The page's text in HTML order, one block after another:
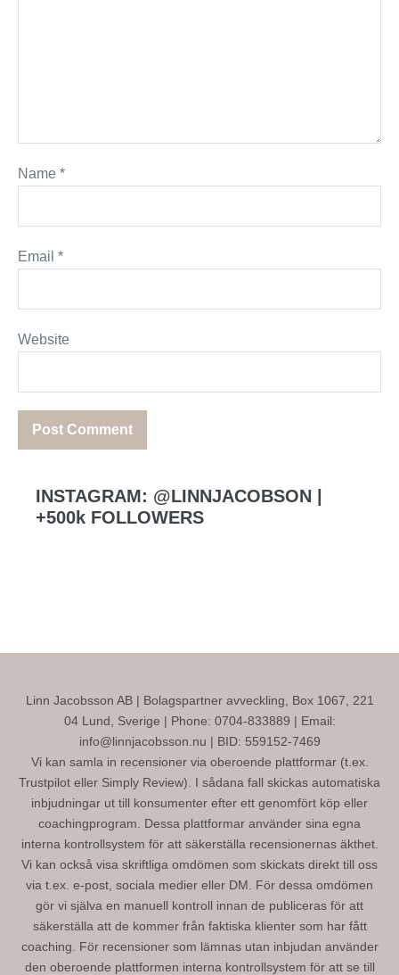
Name *
Email *
Website
INSTAGRAM: @LINNJACOBSON |
+500k FOLLOWERS
Linn Jacobsson AB | Bolagspartner avveckling, Box 1067, 221
04 Lund, Sverige | Phone: 0704-833889 | Email:
info@linnjacobsson.nu | BID: 559152-7469
Vi kan samla in recensioner via oberoende plattformar (t.ex.
Trustpilot eller Simply Review). I sådana fall skickas automatiska
inbjudningar ut till konsumenter efter ett genomfört köp eller
coachingprogram. Dessa plattformar använder sina egna
interna kontrollsystem för att säkerställa recensionernas äkthet.
Vi kan också visa skriftliga omdömen som skickats direkt till oss
via t.ex. e-post, sociala medier eller DM. För dessa omdömen
gör vi själva en manuell kontroll innan de publiceras för att
säkerställa att de kommer från faktiska klienter som har fått
coaching. För recensioner som lämnas utan inbjudan använder
den oberoende plattformen interna kontrollsystem för att se till